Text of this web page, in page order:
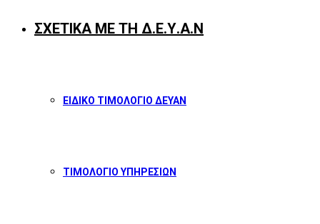
ΣΧΕΤΙΚΑ ΜΕ ΤΗ Δ.Ε.Υ.Α.Ν
ΕΙΔΙΚΟ ΤΙΜΟΛΟΓΙΟ ΔΕΥΑΝ
ΤΙΜΟΛΟΓΙΟ ΥΠΗΡΕΣΙΩΝ